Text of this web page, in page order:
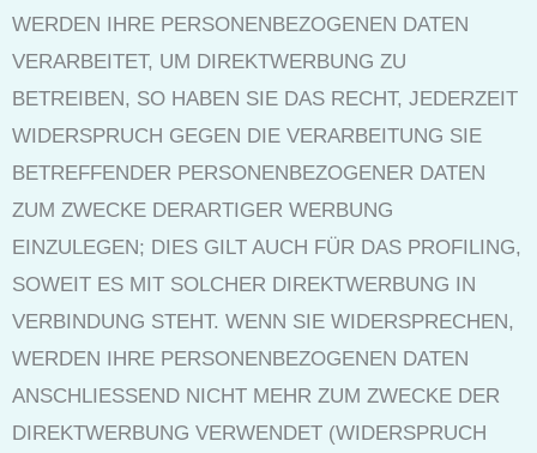
WERDEN IHRE PERSONENBEZOGENEN DATEN
VERARBEITET, UM DIREKTWERBUNG ZU
BETREIBEN, SO HABEN SIE DAS RECHT, JEDERZEIT
WIDERSPRUCH GEGEN DIE VERARBEITUNG SIE
BETREFFENDER PERSONENBEZOGENER DATEN
ZUM ZWECKE DERARTIGER WERBUNG
EINZULEGEN; DIES GILT AUCH FÜR DAS PROFILING,
SOWEIT ES MIT SOLCHER DIREKTWERBUNG IN
VERBINDUNG STEHT. WENN SIE WIDERSPRECHEN,
WERDEN IHRE PERSONENBEZOGENEN DATEN
ANSCHLIESSEND NICHT MEHR ZUM ZWECKE DER
DIREKTWERBUNG VERWENDET (WIDERSPRUCH